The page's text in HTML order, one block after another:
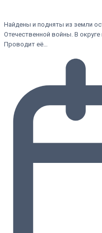
Найдены и подняты из земли
Отечественной войны. В
Проводит её…